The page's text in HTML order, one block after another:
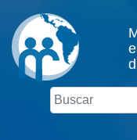
Buscar